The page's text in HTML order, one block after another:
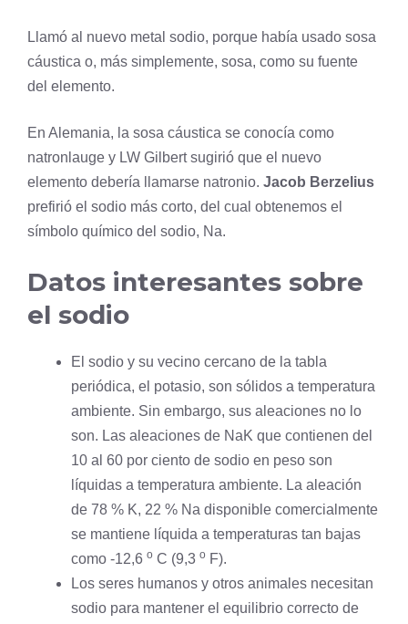
Llamó al nuevo metal sodio, porque había usado sosa
cáustica o, más simplemente, sosa, como su fuente
del elemento.
En Alemania, la sosa cáustica se conocía como
natronlauge y LW Gilbert sugirió que el nuevo
elemento debería llamarse natronio. Jacob Berzelius
prefirió el sodio más corto, del cual obtenemos el
símbolo químico del sodio, Na.
Datos interesantes sobre
el sodio
El sodio y su vecino cercano de la tabla
periódica, el potasio, son sólidos a temperatura
ambiente. Sin embargo, sus aleaciones no lo
son. Las aleaciones de NaK que contienen del
10 al 60 por ciento de sodio en peso son
líquidas a temperatura ambiente. La aleación
de 78 % K, 22 % Na disponible comercialmente
se mantiene líquida a temperaturas tan bajas
como -12,6 o C (9,3 o F).
Los seres humanos y otros animales necesitan
sodio para mantener el equilibrio correcto de